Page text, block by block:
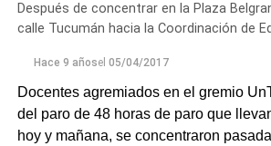
Después de concentrar en la Plaza
calle Tucumán hacia la Coordinación de
Hace 9 añosel 05/04/2017
Docentes agremiados en el gremio
del paro de 48 horas de paro que
hoy y mañana, se concentraron